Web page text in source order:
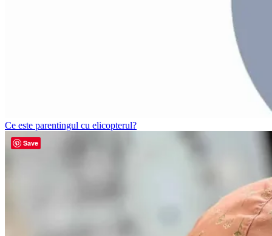
Ce este parentingul cu elicopterul?
Save